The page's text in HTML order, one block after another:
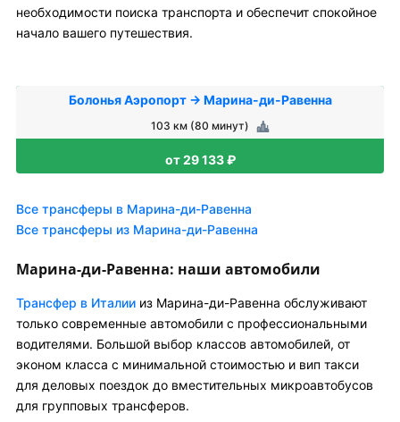
необходимости поиска транспорта и обеспечит спокойное
начало вашего путешествия.
Болонья Аэропорт → Марина-ди-Равенна
103 км (80 минут)
от 29 133 ₽
Все трансферы в Марина-ди-Равенна
Все трансферы из Марина-ди-Равенна
Марина-ди-Равенна: наши автомобили
Трансфер в Италии из Марина-ди-Равенна обслуживают
только современные автомобили с профессиональными
водителями. Большой выбор классов автомобилей, от
эконом класса с минимальной стоимостью и вип такси
для деловых поездок до вместительных микроавтобусов
для групповых трансферов.